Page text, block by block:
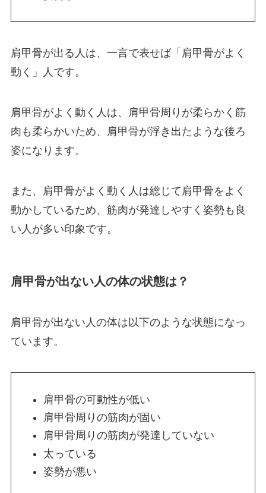
肩甲骨が出る人は、一言で表せば「肩甲骨がよく
動く」人です。
肩甲骨がよく動く人は、肩甲骨周りが柔らかく筋
肉も柔らかいため、肩甲骨が浮き出たような後ろ
姿になります。
また、肩甲骨がよく動く人は総じて肩甲骨をよく
動かしているため、筋肉が発達しやすく姿勢も良
い人が多い印象です。
肩甲骨が出ない人の体の状態は？
肩甲骨が出ない人の体は以下のような状態になっ
ています。
肩甲骨の可動性が低い
肩甲骨周りの筋肉が固い
肩甲骨周りの筋肉が発達していない
太っている
姿勢が悪い